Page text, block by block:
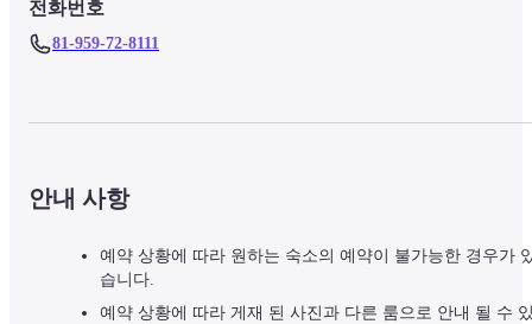
전화번호
81-959-72-8111
안내 사항
예약 상황에 따라 원하는 숙소의 예약이 불가능한 경우가
습니다.
예약 상황에 따라 게재 된 사진과 다른 룸으로 안내 될 수